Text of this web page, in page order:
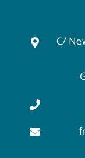
C/